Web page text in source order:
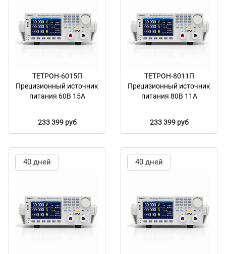
ТЕТРОН-6015П
Прецизионный источник
питания 60В 15А
233 399 руб
ТЕТРОН-8011П
Прецизионный источник
питания 80В 11А
233 399 руб
40 дней 40 дней